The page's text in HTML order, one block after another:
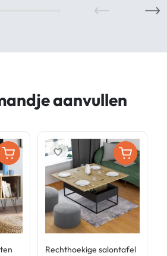
aanvullen
Rechthoekige salontafel
favorite_border